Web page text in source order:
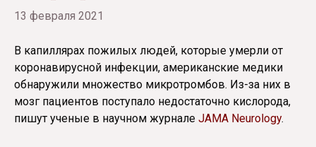
13 февраля 2021
В капиллярах пожилых людей, которые умерли от
коронавирусной инфекции, американские медики
обнаружили множество микротромбов. Из-за них в
мозг пациентов поступало недостаточно кислорода,
пишут ученые в научном журнале JAMA Neurology.